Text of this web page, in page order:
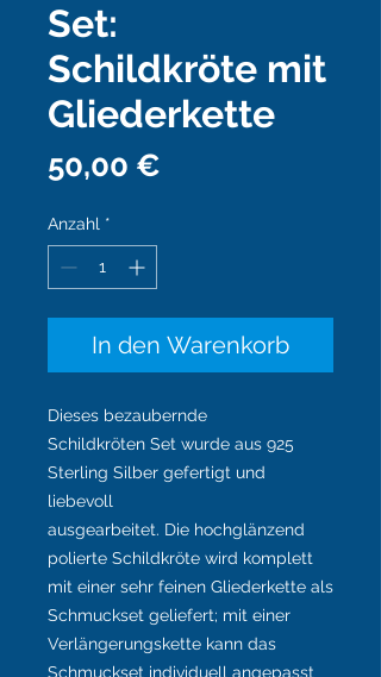
Set:
Schildkröte mit
Gliederkette
50,00 €
Anzahl *
In den Warenkorb
Dieses bezaubernde
Schildkröten Set wurde aus 925
Sterling Silber gefertigt und
liebevoll
ausgearbeitet. Die hochglänzend
polierte Schildkröte wird komplett
mit einer sehr feinen Gliederkette als
Schmuckset geliefert; mit einer
Verlängerungskette kann das
Schmuckset individuell angepasst